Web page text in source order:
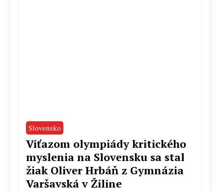
Slovensko
Víťazom olympiády kritického
myslenia na Slovensku sa stal
žiak Oliver Hrbáň z Gymnázia
Varšavská v Žiline